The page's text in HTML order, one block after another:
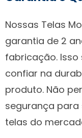
Nossas Telas
garantia de 2
fabricação.
confiar na
produto. Não
segurança
telas do